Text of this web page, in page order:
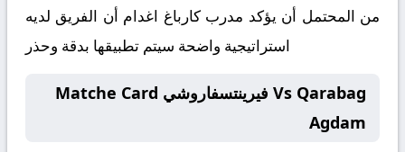
من المحتمل أن يؤكد مدرب كارباغ اغدام أن الفريق لديه
استراتيجية واضحة سيتم تطبيقها بدقة وحذر
Matche Card فيرينتسفاروشي Vs Qarabag
Agdam